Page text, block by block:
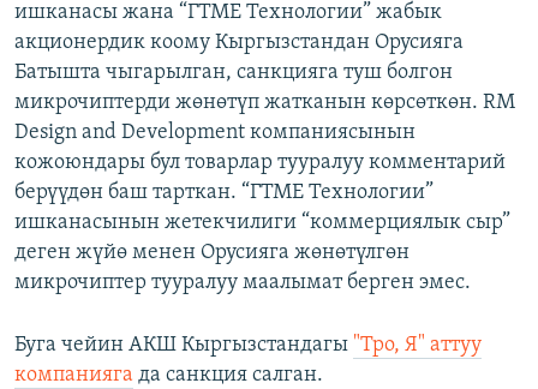
ишканасы жана “ГТМЕ Технологии” жабык
акционердик коому Кыргызстандан Орусияга
Батышта чыгарылган, санкцияга туш болгон
микрочиптерди жөнөтүп жатканын көрсөткөн. RM
Design and Development компаниясынын
кожоюндары бул товарлар тууралуу комментарий
берүүдөн баш тарткан. “ГТМЕ Технологии”
ишканасынын жетекчилиги “коммерциялык сыр”
деген жүйө менен Орусияга жөнөтүлгөн
микрочиптер тууралуу маалымат берген эмес.
Буга чейин АКШ Кыргызстандагы "Тро, Я" аттуу
компанияга да санкция салган.